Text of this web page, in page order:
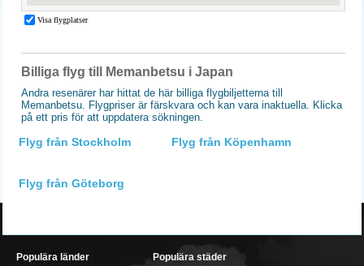
Billiga flyg till Memanbetsu i Japan
Andra resenärer har hittat de här billiga flygbiljetterna till
Memanbetsu. Flygpriser är färskvara och kan vara inaktuella. Klicka
på ett pris för att uppdatera sökningen.
Flyg från Stockholm Flyg från Köpenhamn
Flyg från Göteborg
Populära länder
Populära städer